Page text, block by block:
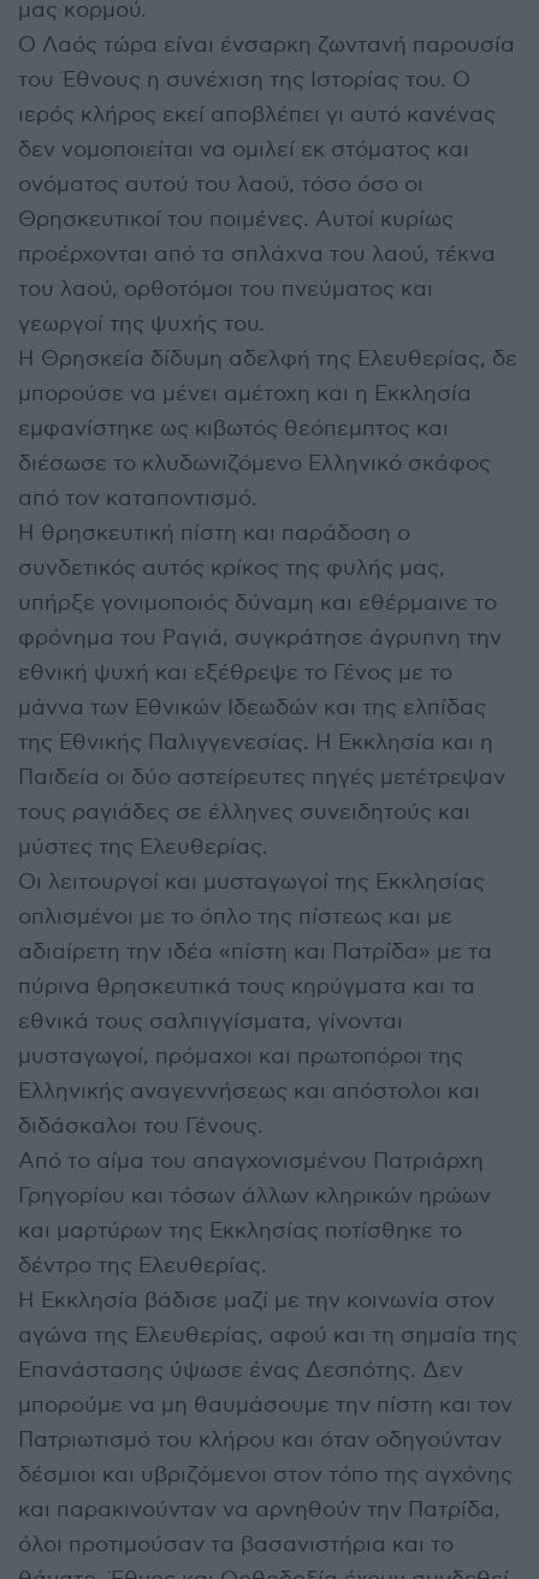
μας κορμού.
Ο Λαός τώρα είναι ένσαρκη ζωντανή παρουσία
του Έθνους η συνέχιση της Ιστορίας του. Ο
ιερός κλήρος εκεί αποβλέπει γι αυτό κανένας
δεν νομοποιείται να ομιλεί εκ στόματος και
ονόματος αυτού του λαού, τόσο όσο οι
Θρησκευτικοί του ποιμένες. Αυτοί κυρίως
προέρχονται από τα σπλάχνα του λαού, τέκνα
του λαού, ορθοτόμοι του πνεύματος και
γεωργοί της ψυχής του.
Η Θρησκεία δίδυμη αδελφή της Ελευθερίας, δε
μπορούσε να μένει αμέτοχη και η Εκκλησία
εμφανίστηκε ως κιβωτός θεόπεμπτος και
διέσωσε το κλυδωνιζόμενο Ελληνικό σκάφος
από τον καταποντισμό.
Η θρησκευτική πίστη και παράδοση ο
συνδετικός αυτός κρίκος της φυλής μας,
υπήρξε γονιμοποιός δύναμη και εθέρμαινε το
φρόνημα του Ραγιά, συγκράτησε άγρυπνη την
εθνική ψυχή και εξέθρεψε το Γένος με το
μάννα των Εθνικών Ιδεωδών και της ελπίδας
της Εθνικής Παλιγγενεσίας. Η Εκκλησία και η
Παιδεία οι δύο αστείρευτες πηγές μετέτρεψαν
τους ραγιάδες σε έλληνες συνειδητούς και
μύστες της Ελευθερίας.
Οι λειτουργοί και μυσταγωγοί της Εκκλησίας
οπλισμένοι με το όπλο της πίστεως και με
αδιαίρετη την ιδέα «πίστη και Πατρίδα» με τα
πύρινα θρησκευτικά τους κηρύγματα και τα
εθνικά τους σαλπιγγίσματα, γίνονται
μυσταγωγοί, πρόμαχοι και πρωτοπόροι της
Ελληνικής αναγεννήσεως και απόστολοι και
διδάσκαλοι του Γένους.
Από το αίμα του απαγχονισμένου Πατριάρχη
Γρηγορίου και τόσων άλλων κληρικών ηρώων
και μαρτύρων της Εκκλησίας ποτίσθηκε το
δέντρο της Ελευθερίας.
Η Εκκλησία βάδισε μαζί με την κοινωνία στον
αγώνα της Ελευθερίας, αφού και τη σημαία της
Επανάστασης ύψωσε ένας Δεσπότης. Δεν
μπορούμε να μη θαυμάσουμε την πίστη και τον
Πατριωτισμό του κλήρου και όταν οδηγούνταν
δέσμιοι και υβριζόμενοι στον τόπο της αγχόνης
και παρακινούνταν να αρνηθούν την Πατρίδα,
όλοι προτιμούσαν τα βασανιστήρια και το